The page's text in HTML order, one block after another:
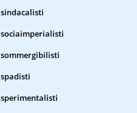
sindacalisti
sociaimperialisti
sommergibilisti
spadisti
sperimentalisti